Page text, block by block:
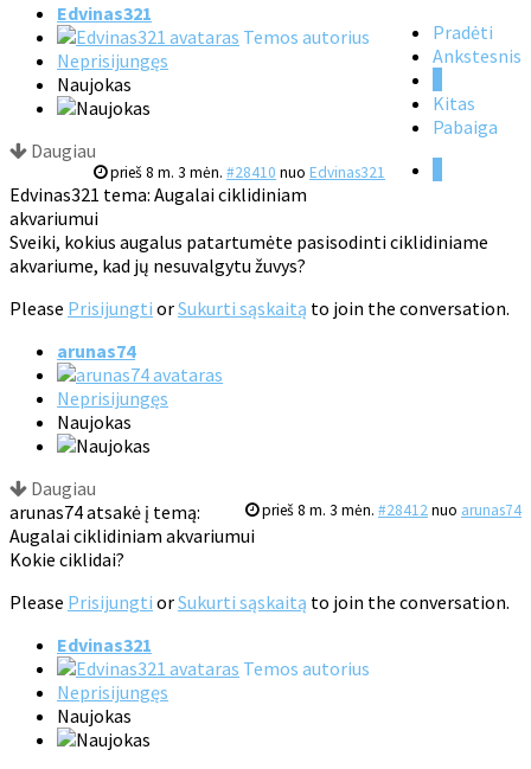
Pradėti
Ankstesnis
Kitas
Pabaiga
Edvinas321
Temos autorius
Neprisijungęs
Naujokas
Daugiau
prieš 8 m. 3 mėn. #28410 nuo Edvinas321
Edvinas321 tema: Augalai ciklidiniam
akvariumui
Sveiki, kokius augalus patartumėte pasisodinti ciklidiniame
akvariume, kad jų nesuvalgytu žuvys?
Please Prisijungti orSukurti sąskaitą to join the conversation.
arunas74
Neprisijungęs
Naujokas
Daugiau
prieš 8 m. 3 mėn. #28412nuo arunas74
arunas74 atsakė į temą:
Augalai ciklidiniam akvariumui
Kokie ciklidai?
Please Prisijungti orSukurti sąskaitą to join the conversation.
Edvinas321
Temos autorius
Neprisijungęs
Naujokas